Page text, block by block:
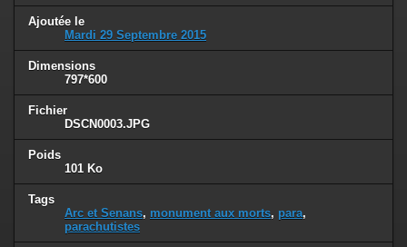
Ajoutée le
Mardi 29 Septembre 2015
Dimensions
797*600
Fichier
DSCN0003.JPG
Poids
101 Ko
Tags
Arc et Senans, monument aux morts, para,
parachutistes